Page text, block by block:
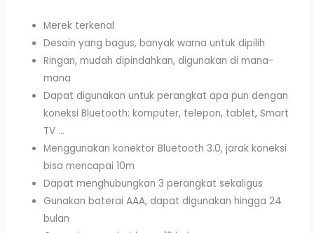
Merek terkenal
Desain yang bagus, banyak warna untuk dipilih
Ringan, mudah dipindahkan, digunakan di mana-
mana
Dapat digunakan untuk perangkat apa pun dengan
koneksi Bluetooth: komputer, telepon, tablet, Smart
TV …
Menggunakan konektor Bluetooth 3.0, jarak koneksi
bisa mencapai 10m
Dapat menghubungkan 3 perangkat sekaligus
Gunakan baterai AAA, dapat digunakan hingga 24
bulan